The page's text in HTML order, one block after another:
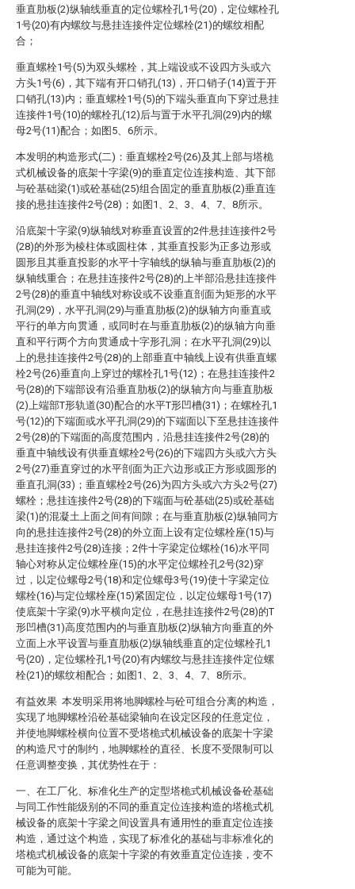
垂直肋板(2)纵轴线垂直的定位螺栓孔1号(20)，定位螺栓孔
1号(20)有内螺纹与悬挂连接件定位螺栓(21)的螺纹相配
合；
垂直螺栓1号(5)为双头螺栓，其上端设或不设四方头或六
方头1号(6)，其下端有开口销孔(13)，开口销子(14)置于开
口销孔(13)内；垂直螺栓1号(5)的下端头垂直向下穿过悬挂
连接件1号(10)的螺栓孔(12)后与置于水平孔洞(29)内的螺
母2号(11)配合；如图5、6所示。
本发明的构造形式(二)：垂直螺栓2号(26)及其上部与塔桅
式机械设备的底架十字梁(9)的垂直定位连接构造、其下部
与砼基础梁(1)或砼基础(25)组合固定的垂直肋板(2)垂直连
接的悬挂连接件2号(28)；如图1、2、3、4、7、8所示。
沿底架十字梁(9)纵轴线对称垂直设置的2件悬挂连接件2号
(28)的外形为棱柱体或圆柱体，其垂直投影为正多边形或
圆形且其垂直投影的水平十字轴线的纵轴与垂直肋板(2)的
纵轴线重合；在悬挂连接件2号(28)的上半部沿悬挂连接件
2号(28)的垂直中轴线对称设或不设垂直剖面为矩形的水平
孔洞(29)，水平孔洞(29)与垂直肋板(2)的纵轴方向垂直或
平行的单方向贯通，或同时在与垂直肋板(2)的纵轴方向垂
直和平行两个方向贯通成十字形孔洞；在水平孔洞(29)以
上的悬挂连接件2号(28)的上部垂直中轴线上设有供垂直螺
栓2号(26)垂直向上穿过的螺栓孔1号(12)；在悬挂连接件2
号(28)的下端部设有沿垂直肋板(2)的纵轴方向与垂直肋板
(2)上端部T形轨道(30)配合的水平T形凹槽(31)；在螺栓孔1
号(12)的下端面或水平孔洞(29)的下端面以下至悬挂连接件
2号(28)的下端面的高度范围内，沿悬挂连接件2号(28)的
垂直中轴线设有供垂直螺栓2号(26)的下端四方头或六方头
2号(27)垂直穿过的水平剖面为正六边形或正方形或圆形的
垂直孔洞(33)；垂直螺栓2号(26)为四方头或六方头2号(27)
螺栓；悬挂连接件2号(28)的下端面与砼基础(25)或砼基础
梁(1)的混凝土上面之间有间隙；在与垂直肋板(2)纵轴同方
向的悬挂连接件2号(28)的外立面上设有定位螺栓座(15)与
悬挂连接件2号(28)连接；2件十字梁定位螺栓(16)水平同
轴心对称从定位螺栓座(15)的水平定位螺栓孔2号(32)穿
过，以定位螺母2号(18)和定位螺母3号(19)使十字梁定位
螺栓(16)与定位螺栓座(15)紧固定位，以定位螺母1号(17)
使底架十字梁(9)水平横向定位，在悬挂连接件2号(28)的T
形凹槽(31)高度范围内的与垂直肋板(2)纵轴方向垂直的外
立面上水平设置与垂直肋板(2)纵轴线垂直的定位螺栓孔1
号(20)，定位螺栓孔1号(20)有内螺纹与悬挂连接件定位螺
栓(21)的螺纹相配合；如图1、2、3、4、7、8所示。
有益效果 本发明采用将地脚螺栓与砼可组合分离的构造，
实现了地脚螺栓沿砼基础梁轴向在设定区段的任意定位，
并使地脚螺栓横向位置不受塔桅式机械设备的底架十字梁
的构造尺寸的制约，地脚螺栓的直径、长度不受限制可以
任意调整变换，其优势性在于：
一、在工厂化、标准化生产的定型塔桅式机械设备砼基础
与同工作性能级别的不同的垂直定位连接构造的塔桅式机
械设备的底架十字梁之间设置具有通用性的垂直定位连接
构造，通过这个构造，实现了标准化的基础与非标准化的
塔桅式机械设备的底架十字梁的有效垂直定位连接，变不
可能为可能。